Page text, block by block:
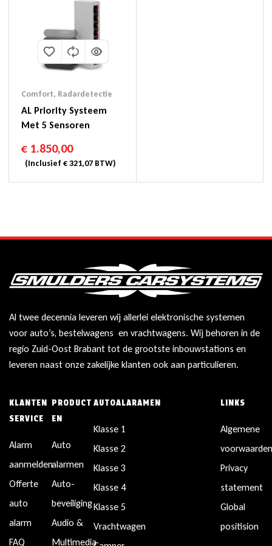
Comfort, Radardetectie
AL Priority Systeem
Met 5 Sensoren
€ 1.850,00
(Inclusief €321,07 BTW)
Al twee decennia leveren wij allerlei elektronische systemen
voor auto’s, bestelwagens en vrachtwagens. Wij behoren in de
regio Zuid-Oost Brabant tot de grootste inbouwstations en
leveren naast onze zakelijke klanten ook aan particulieren.
KLANTEN
SERVICE
Alarm
aanmelden
Offerte
auto
alarm
FAQ
PRODUCT
EN
Auto
alarmen
Auto-
beveiliging
Audio &
Multimedia
AUTOALARAMEN
Klasse 1
Klasse 2
Klasse 3
Klasse 4
Klasse 5
Vrachtwagen
LINKS
Algemene
Privacy
statement
Global
positision